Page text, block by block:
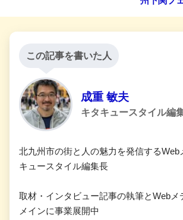
この記事を書いた人
成重 敏夫
キタキュースタイル編
北九州市の街と人の魅力を発信するWeb
キュースタイル編集長
取材・インタビュー記事の執筆とWebメ
メインに事業展開中